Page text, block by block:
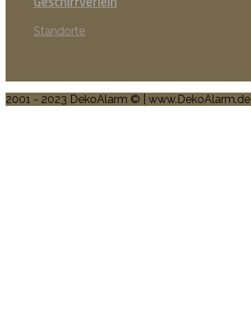
Standorte
2001 - 2023 DekoAlarm © | www.DekoAlarm.de